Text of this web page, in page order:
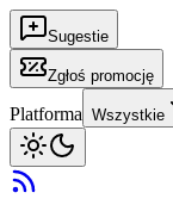
Sugestie
Zgłoś promocję
Platforma Wszystkie